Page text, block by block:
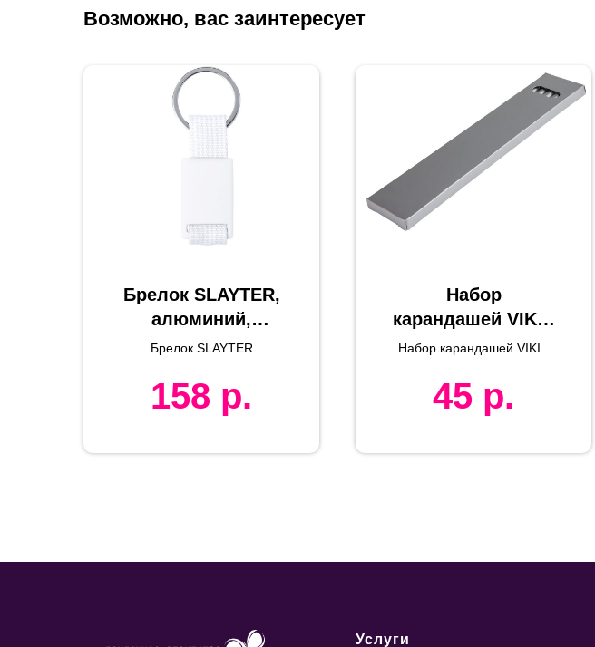
Возможно, вас заинтересует
Брелок SLAYTER,
алюминий,
полиэстер,
2.7*6.8*0.6см
Брелок SLAYTER
158 р.
Набор
карандашей VIKIN
(5шт),
серебристый,
дерево, картон
Набор карандашей VIKIN
45 р.
Услуги